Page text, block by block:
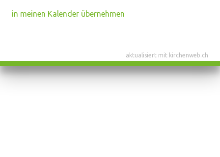
in meinen Kalender übernehmen
aktualisiert mit kirchenweb.ch